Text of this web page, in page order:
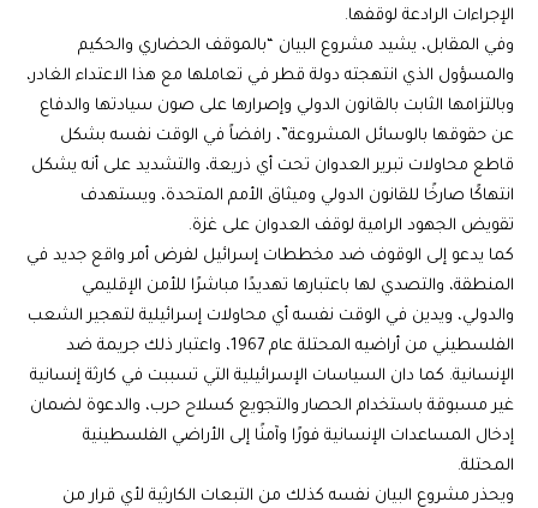
الإجراءات الرادعة لوقفها.
وفي المقابل، يشيد مشروع البيان “بالموقف الحضاري والحكيم
والمسؤول الذي انتهجته دولة قطر في تعاملها مع هذا الاعتداء الغادر،
وبالتزامها الثابت بالقانون الدولي وإصرارها على صون سيادتها والدفاع
عن حقوقها بالوسائل المشروعة”، رافضاً في الوقت نفسه بشكل
قاطع محاولات تبرير العدوان تحت أي ذريعة، والتشديد على أنه يشكل
انتهاكًا صارخًا للقانون الدولي وميثاق الأمم المتحدة، ويستهدف
تقويض الجهود الرامية لوقف العدوان على غزة.
كما يدعو إلى الوقوف ضد مخططات إسرائيل لفرض أمر واقع جديد في
المنطقة، والتصدي لها باعتبارها تهديدًا مباشرًا للأمن الإقليمي
والدولي، ويدين في الوقت نفسه أي محاولات إسرائيلية لتهجير الشعب
الفلسطيني من أراضيه المحتلة عام 1967، واعتبار ذلك جريمة ضد
الإنسانية. كما دان السياسات الإسرائيلية التي تسببت في كارثة إنسانية
غير مسبوقة باستخدام الحصار والتجويع كسلاح حرب، والدعوة لضمان
إدخال المساعدات الإنسانية فورًا وآمنًا إلى الأراضي الفلسطينية
المحتلة.
ويحذر مشروع البيان نفسه كذلك من التبعات الكارثية لأي قرار من